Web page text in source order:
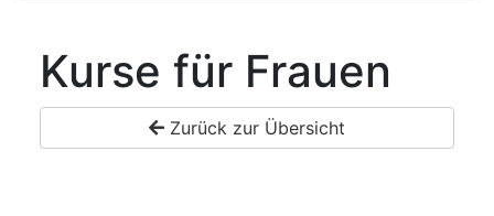
Kurse für Frauen
Zurück zur Übersicht